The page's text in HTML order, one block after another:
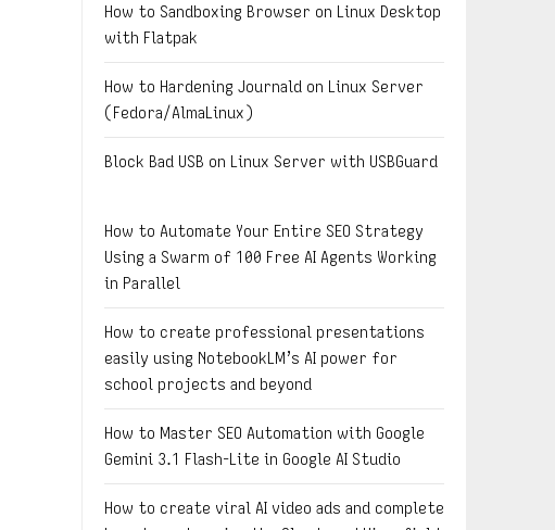
How to Sandboxing Browser on Linux Desktop
with Flatpak
How to Hardening Journald on Linux Server
(Fedora/AlmaLinux)
Block Bad USB on Linux Server with USBGuard
How to Automate Your Entire SEO Strategy
Using a Swarm of 100 Free AI Agents Working
in Parallel
How to create professional presentations
easily using NotebookLM’s AI power for
school projects and beyond
How to Master SEO Automation with Google
Gemini 3.1 Flash-Lite in Google AI Studio
How to create viral AI video ads and complete